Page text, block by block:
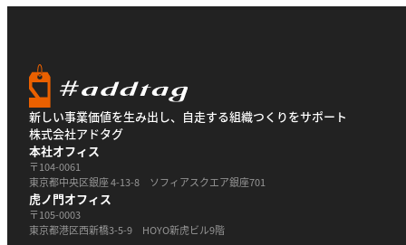
新しい事業価値を生み出し、自走する組織つくりをサポート
株式会社アドタグ
本社オフィス
〒104-0061
東京都中央区銀座 4-13-8 ソフィアスクエア銀座701
虎ノ門オフィス
〒105-0003
東京都港区西新橋3-5-9 HOYO新虎ビル9階